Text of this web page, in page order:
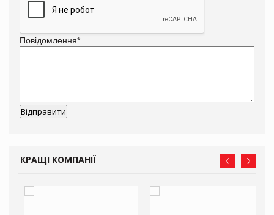
Повідомлення*
КРАЩІ КОМПАНІЇ